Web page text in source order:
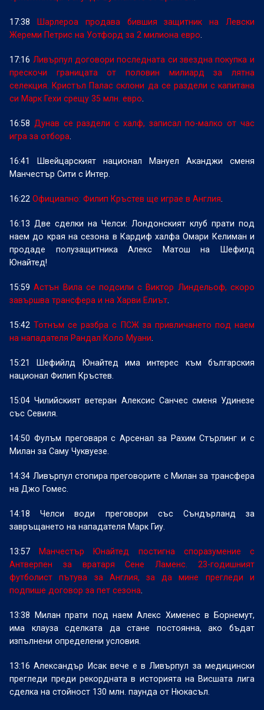
17:38
Шарлероа продава бившия защитник на Левски
Жереми Петрис на Уотфорд за 2 милиона евро.
17:16 Ливърпул договори последната си звездна покупка и
прескочи границата от половин милиард за лятна
селекция. Кристъл Палас склони да се раздели с капитана
си Марк Гехи срещу 35 млн. евро.
16:58 Дунав се раздели с халф, записал по-малко от час
игра за отбора.
16:41 Швейцарският национал Мануел Аканджи сменя
Манчестър Сити с Интер.
16:22Официално: Филип Кръстев ще играе в Англия.
16:13 Две сделки на Челси: Лондонският клуб прати под
наем до края на сезона в Кардиф халфа Омари Келиман и
продаде полузащитника Алекс Матош на Шефилд
Юнайтед!
15:59Астън Вила се подсили с Виктор Линдельоф, скоро
завършва трансфера и на Харви Елиът.
15:42Тотнъм се разбра с ПСЖ за привличането под наем
на нападателя Рандал Коло Муани.
15:21 Шефийлд Юнайтед има интерес към българския
национал Филип Кръстев.
15:04 Чилийският ветеран Алексис Санчес сменя Удинезе
със Севиля.
14:50 Фулъм преговаря с Арсенал за Рахим Стърлинг и с
Милан за Саму Чуквуезе.
14:34 Ливърпул стопира преговорите с Милан за трансфера
на Джо Гомес.
14:18Челси води преговори със Съндърланд за
завръщането на нападателя Марк Гиу.
13:57
Манчестър Юнайтед постигна споразумение с
Антверпен за вратаря Сене Ламенс. 23-годишният
футболист пътува за Англия, за да мине прегледи и
подпише договор за петсезона.
13:38
Милан прати под наем Алекс Хименес в Борнемут,
има клауза сделката да стане постоянна, ако бъдат
изпълнени определени условия.
13:16 Александър Исак вече е в Ливърпул за медицински
прегледи преди рекордната в историята на Висшата лига
сделка на стойност 130 млн. паунда от Нюкасъл.